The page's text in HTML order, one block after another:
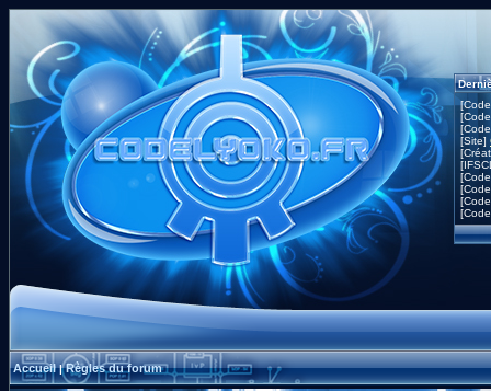
[Site]
Accueil|Règles du forum